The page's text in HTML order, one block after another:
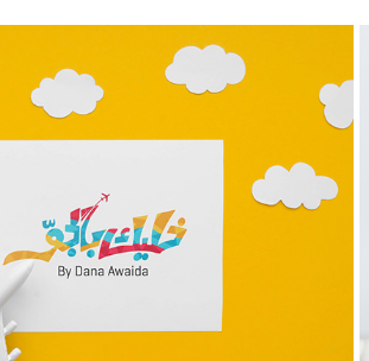
Khallek Billjaw
2022